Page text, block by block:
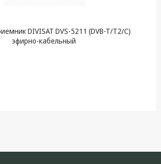
DIVISAT DVS-5211 (DVB-T/T2/C)
эфирно-кабельный